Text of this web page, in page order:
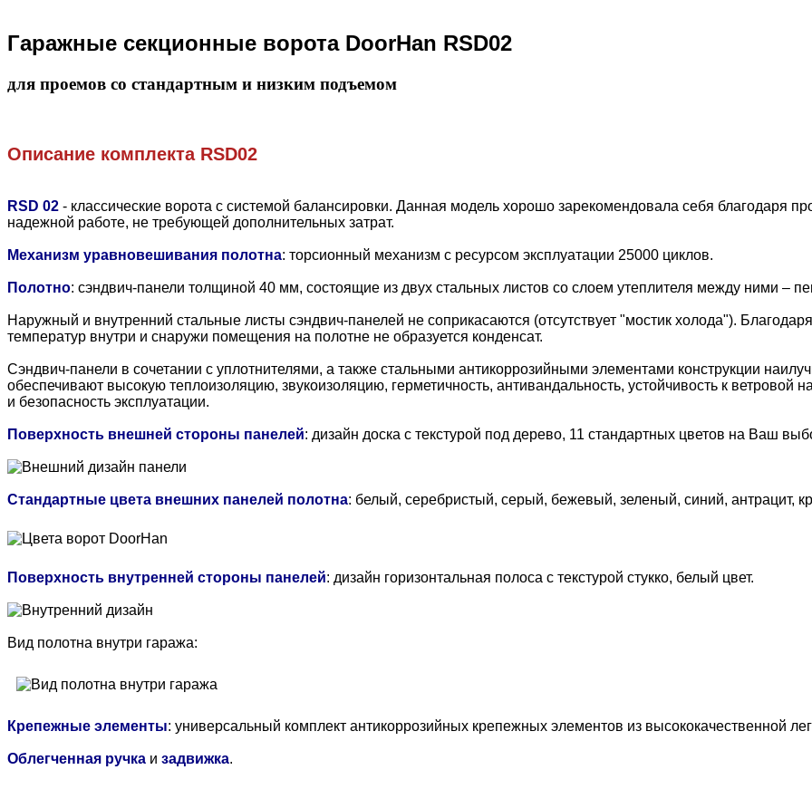
Гаражные секционные ворота DoorHan RSD02
для проемов со стандартным и низким подъемом
Описание комплекта RSD02
RSD 02 - классические ворота с системой балансировки. Данная модель хорошо зарекомендовала себя благодаря
надежной работе, не требующей дополнительных затрат.
Механизм уравновешивания полотна: торсионный механизм с ресурсом эксплуатации 25000 циклов.
Полотно: сэндвич-панели толщиной 40 мм, состоящие из двух стальных листов со слоем утеплителя между ними –
Наружный и внутренний стальные листы сэндвич-панелей не соприкасаются (отсутствует "мостик холода").
температур внутри и снаружи помещения на полотне не образуется конденсат.
Сэндвич-панели в сочетании с уплотнителями, а также стальными антикоррозийными элементами конструкции
обеспечивают высокую теплоизоляцию, звукоизоляцию, герметичность, антивандальность, устойчивость к ветровой
и безопасность эксплуатации.
Поверхность внешней стороны панелей: дизайн доска с текстурой под дерево, 11 стандартных цветов на Ваш
Стандартные цвета внешних панелей полотна: белый, серебристый, серый, бежевый, зеленый, синий, антрацит,
Поверхность внутренней стороны панелей: дизайн горизонтальная полоса с текстурой стукко, белый цвет.
Вид полотна внутри гаража:
Крепежные элементы: универсальный комплект антикоррозийных крепежных элементов из высококачественной
Облегченная ручка и задвижка.